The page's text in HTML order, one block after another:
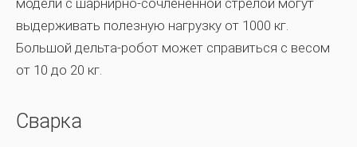
выдерживать полезную нагрузку от 1000 кг.
Большой дельта-робот может справиться с весом
от 10 до 20 кг.
Сварка